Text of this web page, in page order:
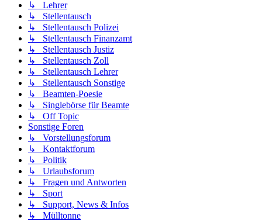
↳ Lehrer
↳ Stellentausch
↳ Stellentausch Polizei
↳ Stellentausch Finanzamt
↳ Stellentausch Justiz
↳ Stellentausch Zoll
↳ Stellentausch Lehrer
↳ Stellentausch Sonstige
↳ Beamten-Poesie
↳ Singlebörse für Beamte
↳ Off Topic
Sonstige Foren
↳ Vorstellungsforum
↳ Kontaktforum
↳ Politik
↳ Urlaubsforum
↳ Fragen und Antworten
↳ Sport
↳ Support, News & Infos
↳ Mülltonne